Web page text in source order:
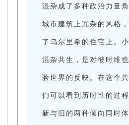
混杂成了多种政治力量
城市建筑上冗杂的风格
了乌尔里希的住宅上。
混杂共生，是对彼时维
验世界的反映。在这个
们可以看到历时性的过
新与旧的两种倾向同时